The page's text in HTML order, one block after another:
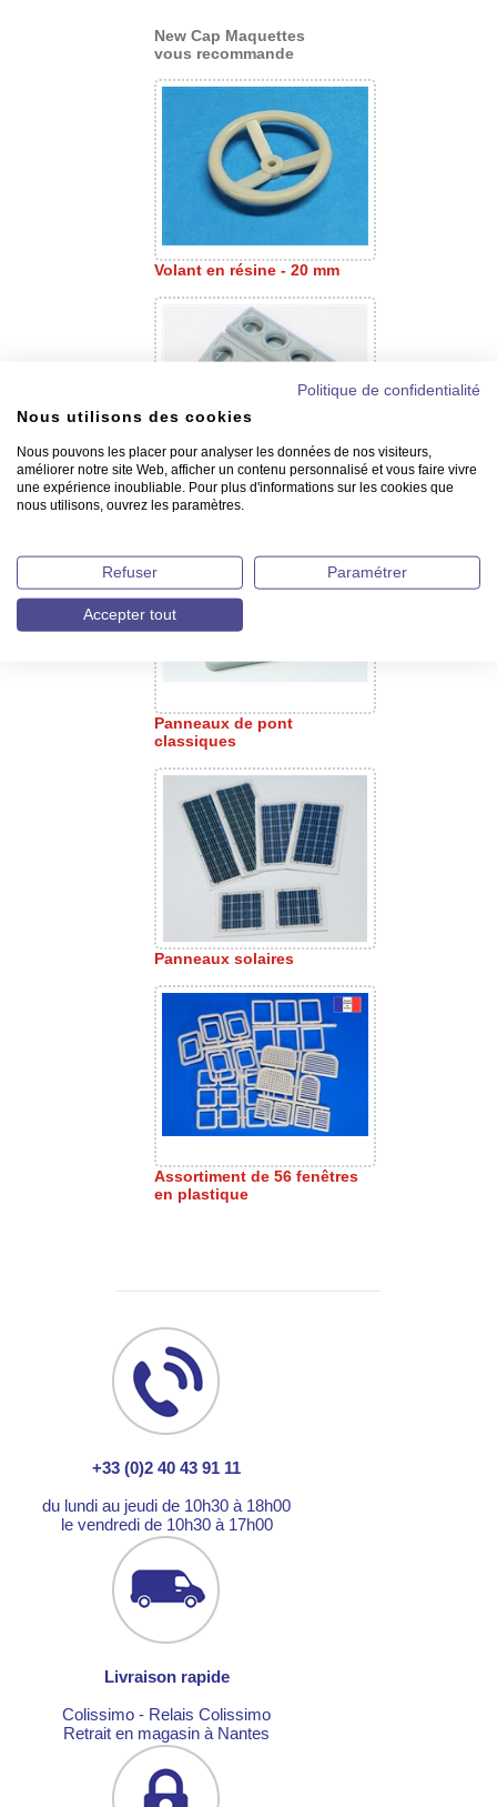
New Cap Maquettes
vous recommande
Volant en résine - 20 mm
Ecoutilles en plastique - 22 x
15 mm
Panneaux de pont
classiques
Panneaux solaires
Assortiment de 56 fenêtres
en plastique
+33 (0)2 40 43 91 11
du lundi au jeudi de 10h30 à 18h00
le vendredi de 10h30 à 17h00
Livraison rapide
Colissimo - Relais Colissimo
Retrait en magasin à Nantes
Politique de confidentialité
Nous utilisons des cookies
Nous pouvons les placer pour analyser les données de nos visiteurs,
améliorer notre site Web, afficher un contenu personnalisé et vous faire vivre
une expérience inoubliable. Pour plus d'informations sur les cookies que
nous utilisons, ouvrez les paramètres.
Refuser Paramétrer
Accepter tout